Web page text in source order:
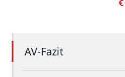
€
AV-Fazit